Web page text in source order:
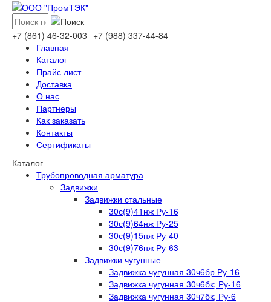
+7 (861) 46-32-003 +7 (988) 337-44-84
Главная
Каталог
Прайс лист
Доставка
О нас
Партнеры
Как заказать
Контакты
Сертификаты
Каталог
Трубопроводная арматура
Задвижки
Задвижки стальные
30с(9)41нж Ру-16
30с(9)64нж Ру-25
30с(9)15нж Ру-40
30с(9)76нж Ру-63
Задвижки чугунные
Задвижка чугунная 30ч6бр Ру-16
Задвижка чугунная 30ч6бк; Ру-16
Задвижка чугунная 30ч7бк; Ру-6